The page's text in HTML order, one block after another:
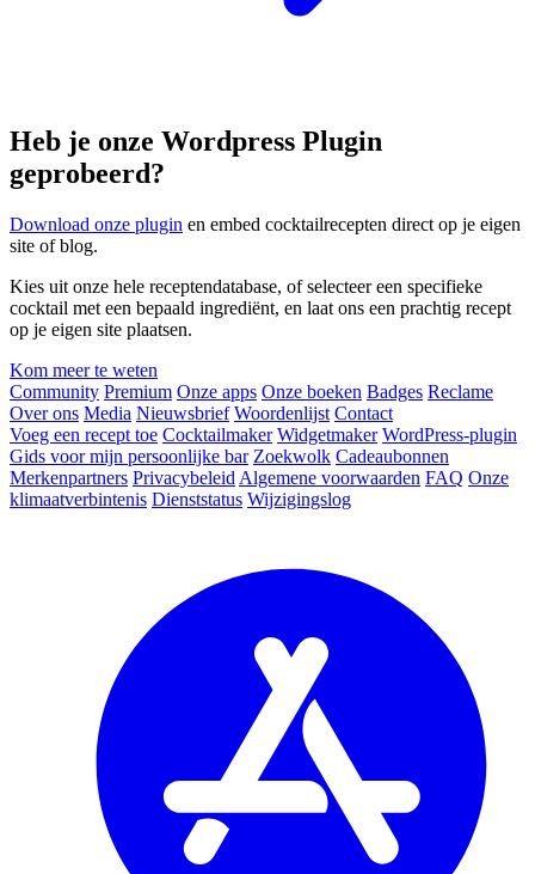
Heb je onze Wordpress Plugin
geprobeerd?
Download onze plugin en embed cocktailrecepten direct op je eigen
site of blog.
Kies uit onze hele receptendatabase, of selecteer een specifieke
cocktail met een bepaald ingrediënt, en laat ons een prachtig recept
op je eigen site plaatsen.
Kom meer te weten
Community Premium Onze apps Onze boeken Badges Reclame
Over ons Media Nieuwsbrief Woordenlijst Contact
Voeg een recept toe Cocktailmaker Widgetmaker WordPress-plugin
Gids voor mijn persoonlijke bar Zoekwolk Cadeaubonnen
Merkenpartners Privacybeleid Algemene voorwaarden FAQ Onze
klimaatverbintenis Dienststatus Wijzigingslog